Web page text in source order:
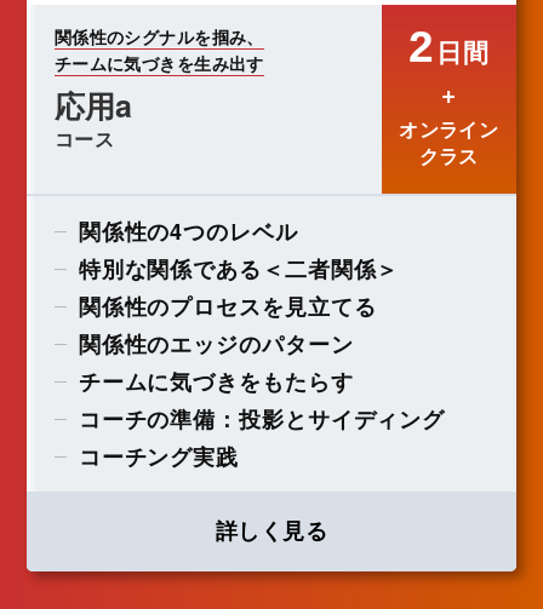
関係性のシグナルを掴み、
チームに気づきを生み出す
応用a
コース
2 日間
+
オンライン
クラス
関係性の4つのレベル
特別な関係である＜二者関係＞
関係性のプロセスを見立てる
関係性のエッジのパターン
チームに気づきをもたらす
コーチの準備：投影とサイディング
コーチング実践
詳しく見る